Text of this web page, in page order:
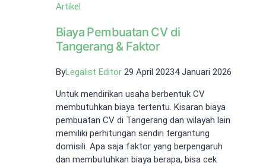
Artikel
Biaya Pembuatan CV di
Tangerang & Faktor
ByLegalist Editor 29 April 20234 Januari 2026
Untuk mendirikan usaha berbentuk CV
membutuhkan biaya tertentu. Kisaran biaya
pembuatan CV di Tangerang dan wilayah lain
memiliki perhitungan sendiri tergantung
domisili. Apa saja faktor yang berpengaruh
dan membutuhkan biaya berapa, bisa cek